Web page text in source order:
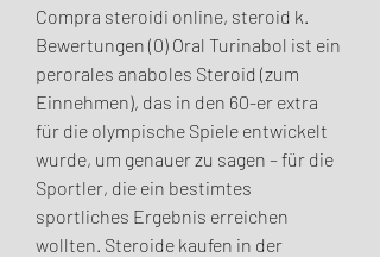
Compra steroidi online, steroid k.
Bewertungen (0) Oral Turinabol ist ein
perorales anaboles Steroid (zum
Einnehmen), das in den 60-er extra
für die olympische Spiele entwickelt
wurde, um genauer zu sagen – für die
Sportler, die ein bestimtes
sportliches Ergebnis erreichen
wollten. Steroide kaufen in der